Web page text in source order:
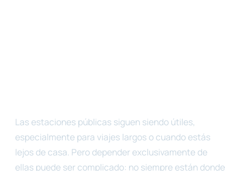
Las estaciones públicas siguen siendo útiles,
especialmente para viajes largos o cuando estás
lejos de casa. Pero depender exclusivamente de
ellas puede ser complicado: no siempre están donde